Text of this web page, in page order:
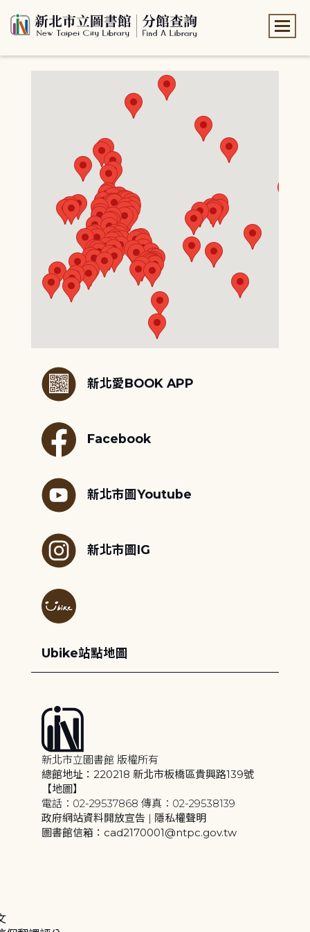
新北愛BOOK APP
Facebook
新北市圖Youtube
新北市圖IG
Ubike站點地圖
新北市立圖書館 版權所有
總館地址：220218 新北市板橋區貴興路139號
【地圖】
電話：02-29537868 傳真：02-29538139
政府網站資料開放宣告 | 隱私權聲明
圖書館信箱：cad2170001@ntpc.gov.tw